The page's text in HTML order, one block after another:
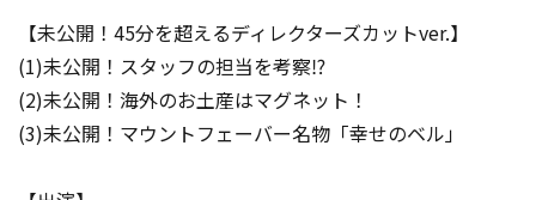
【未公開！45分を超えるディレクターズカットver.】
(1)未公開！スタッフの担当を考察⁉
(2)未公開！海外のお土産はマグネット！
(3)未公開！マウントフェーバー名物「幸せのベル」